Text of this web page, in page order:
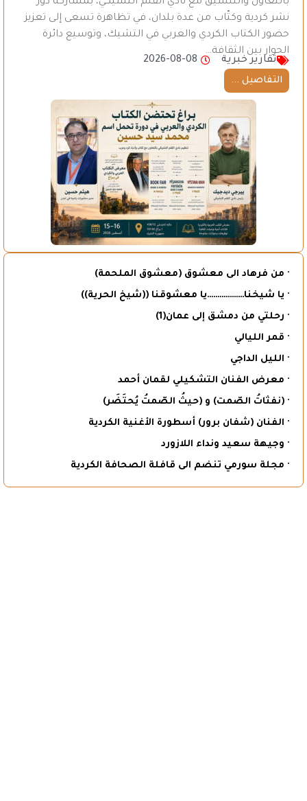
نشر كردية وكتّاب من عدة بلدان، في تظاهرة تسعى إلى تعزيز
حضور الكتاب الكردي والعربي في التشيك، وتوسيع دائرة
الحوار بين الثقافة…
تقارير خبرية
2026-08-08
التفاصيل ...
· من فرهاد الى معشوق (معشوق الملحمة)
· يا شيخنا………………يا معشوقنا ((شيخ الحرية))
· رحلتي من دمشق إلى عمان(1)
· قمر الليالي
· الليل الداجي
· معرض الفنان التشكيلي لقمان أحمد
· (نفثاتُ الصّمت) و (حيثُ الصّمتُ يُحتَضَر)
· الفنان (شفان برور) أسطورة الأغنية الكردية
· وجيهة سعيد ونداء اللازورد
· مجلة سورمي تنضم الى قافلة الصحافة الكردية